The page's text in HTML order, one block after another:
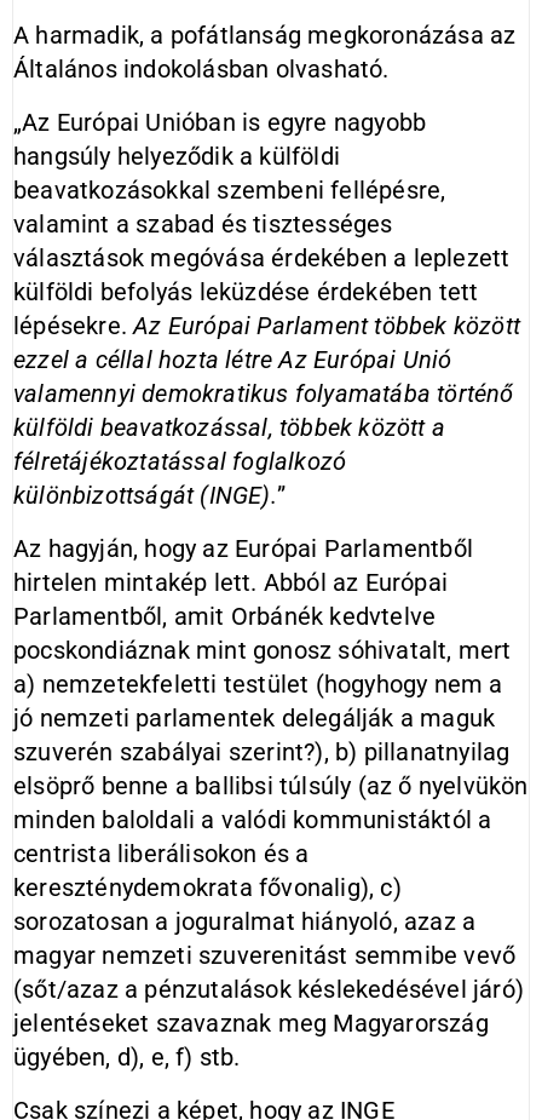
A harmadik, a pofátlanság megkoronázása az
Általános indokolásban olvasható.
„Az Európai Unióban is egyre nagyobb
hangsúly helyeződik a külföldi
beavatkozásokkal szembeni fellépésre,
valamint a szabad és tisztességes
választások megóvása érdekében a leplezett
külföldi befolyás leküzdése érdekében tett
lépésekre.Az Európai Parlament többek között
ezzel a céllal hozta létre Az Európai Unió
valamennyi demokratikus folyamatába történő
külföldi beavatkozással, többek között a
félretájékoztatással foglalkozó
különbizottságát (INGE).”
Az hagyján, hogy az Európai Parlamentből
hirtelen mintakép lett. Abból az Európai
Parlamentből, amit Orbánék kedvtelve
pocskondiáznak mint gonosz sóhivatalt, mert
a) nemzetekfeletti testület (hogyhogy nem a
jó nemzeti parlamentek delegálják a maguk
szuverén szabályai szerint?), b) pillanatnyilag
elsöprő benne a ballibsi túlsúly (az ő nyelvükön
minden baloldali a valódi kommunistáktól a
centrista liberálisokon és a
kereszténydemokrata fővonalig), c)
sorozatosan a joguralmat hiányoló, azaz a
magyar nemzeti szuverenitást semmibe vevő
(sőt/azaz a pénzutalások késlekedésével járó)
jelentéseket szavaznak meg Magyarország
ügyében, d), e, f) stb.
Csak színezi a képet, hogy az INGE